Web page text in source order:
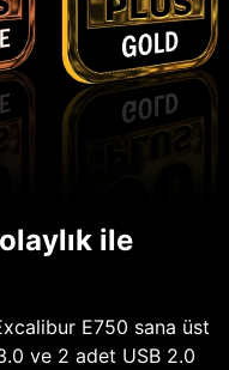
ile
E750 sana üst
ve 2 adet USB 2.0